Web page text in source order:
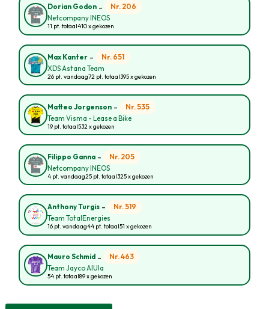
Dorian Godon - Nr. 206
Netcompany INEOS
11 pt. totaal410 x gekozen
Max Kanter - Nr. 651
XDS Astana Team
26 pt. vandaag72 pt. totaal395 x gekozen
Matteo Jorgenson - Nr. 535
Team Visma - Lease a Bike
19 pt. totaal532 x gekozen
Filippo Ganna - Nr. 205
Netcompany INEOS
4 pt. vandaag25 pt. totaal325 x gekozen
Anthony Turgis - Nr. 519
Team TotalEnergies
16 pt. vandaag44 pt. totaal51 x gekozen
Mauro Schmid - Nr. 463
Team Jayco AlUla
54 pt. totaal89 x gekozen